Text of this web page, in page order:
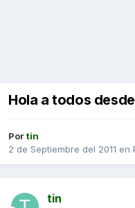
Hola a todos
Portin
2 de Septiembre del 2011 en
tin